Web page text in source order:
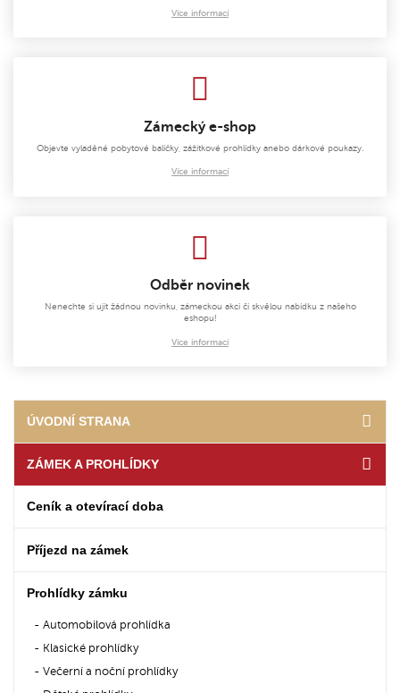
Více informací
Zámecký e-shop
Objevte vyladěné pobytové balíčky, zážitkové prohlídky anebo dárkové poukazy.
Více informací
Odběr novinek
Nenechte si ujít žádnou novinku, zámeckou akci či skvělou nabídku z našeho
eshopu!
Více informací
ÚVODNÍ STRANA
ZÁMEK A PROHLÍDKY
Ceník a otevírací doba
Příjezd na zámek
Prohlídky zámku
Automobilová prohlídka
Klasické prohlídky
Večerní a noční prohlídky